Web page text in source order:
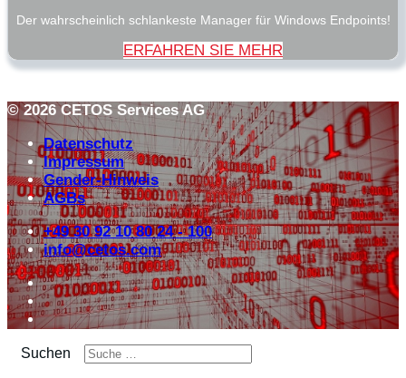
Der wahrscheinlich schlankeste Manager für Windows Endpoints!
ERFAHREN SIE MEHR
© 2026 CETOS Services AG
Datenschutz
Impressum
Gender-Hinweis
AGBs
+49 30 92 10 80 24 - 100
info@cetos.com
Suchen